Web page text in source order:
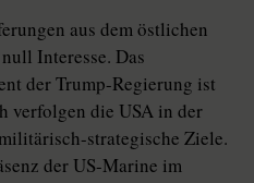
aus dem östlichen
Interesse. Das
der Trump-Regierung ist
verfolgen die USA in der
strategische Ziele.
der US-Marine im